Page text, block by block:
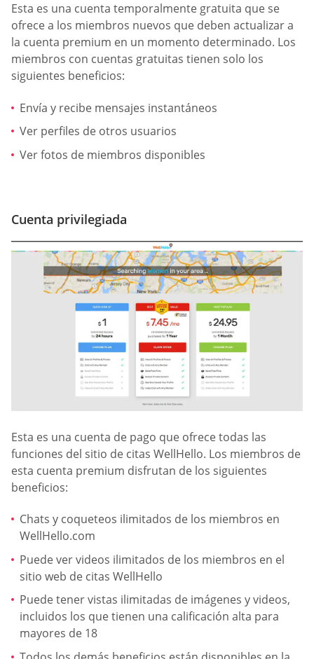
Esta es una cuenta temporalmente gratuita que se
ofrece a los miembros nuevos que deben actualizar a
la cuenta premium en un momento determinado. Los
miembros con cuentas gratuitas tienen solo los
siguientes beneficios:
Envía y recibe mensajes instantáneos
Ver perfiles de otros usuarios
Ver fotos de miembros disponibles
Cuenta privilegiada
Esta es una cuenta de pago que ofrece todas las
funciones del sitio de citas WellHello. Los miembros de
esta cuenta premium disfrutan de los siguientes
beneficios:
Chats y coqueteos ilimitados de los miembros en
WellHello.com
Puede ver videos ilimitados de los miembros en el
sitio web de citas WellHello
Puede tener vistas ilimitadas de imágenes y videos,
incluidos los que tienen una calificación alta para
mayores de 18